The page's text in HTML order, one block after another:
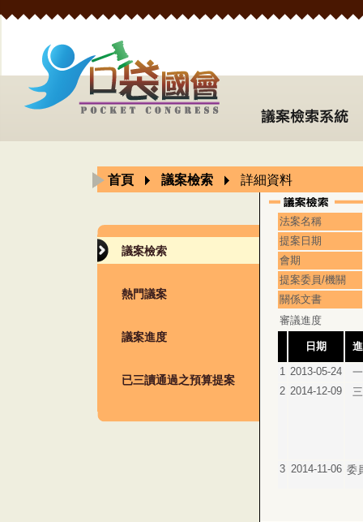
首頁 議案檢索 詳細資料
議案檢索
熱門議案
議案進度
已三讀通過之預算提案
法案名稱
提案日期
會期
提案委員/機關
關係文書
審議進度
日期
1 2013-05-24
2 2014-12-09
3 2014-11-06 委